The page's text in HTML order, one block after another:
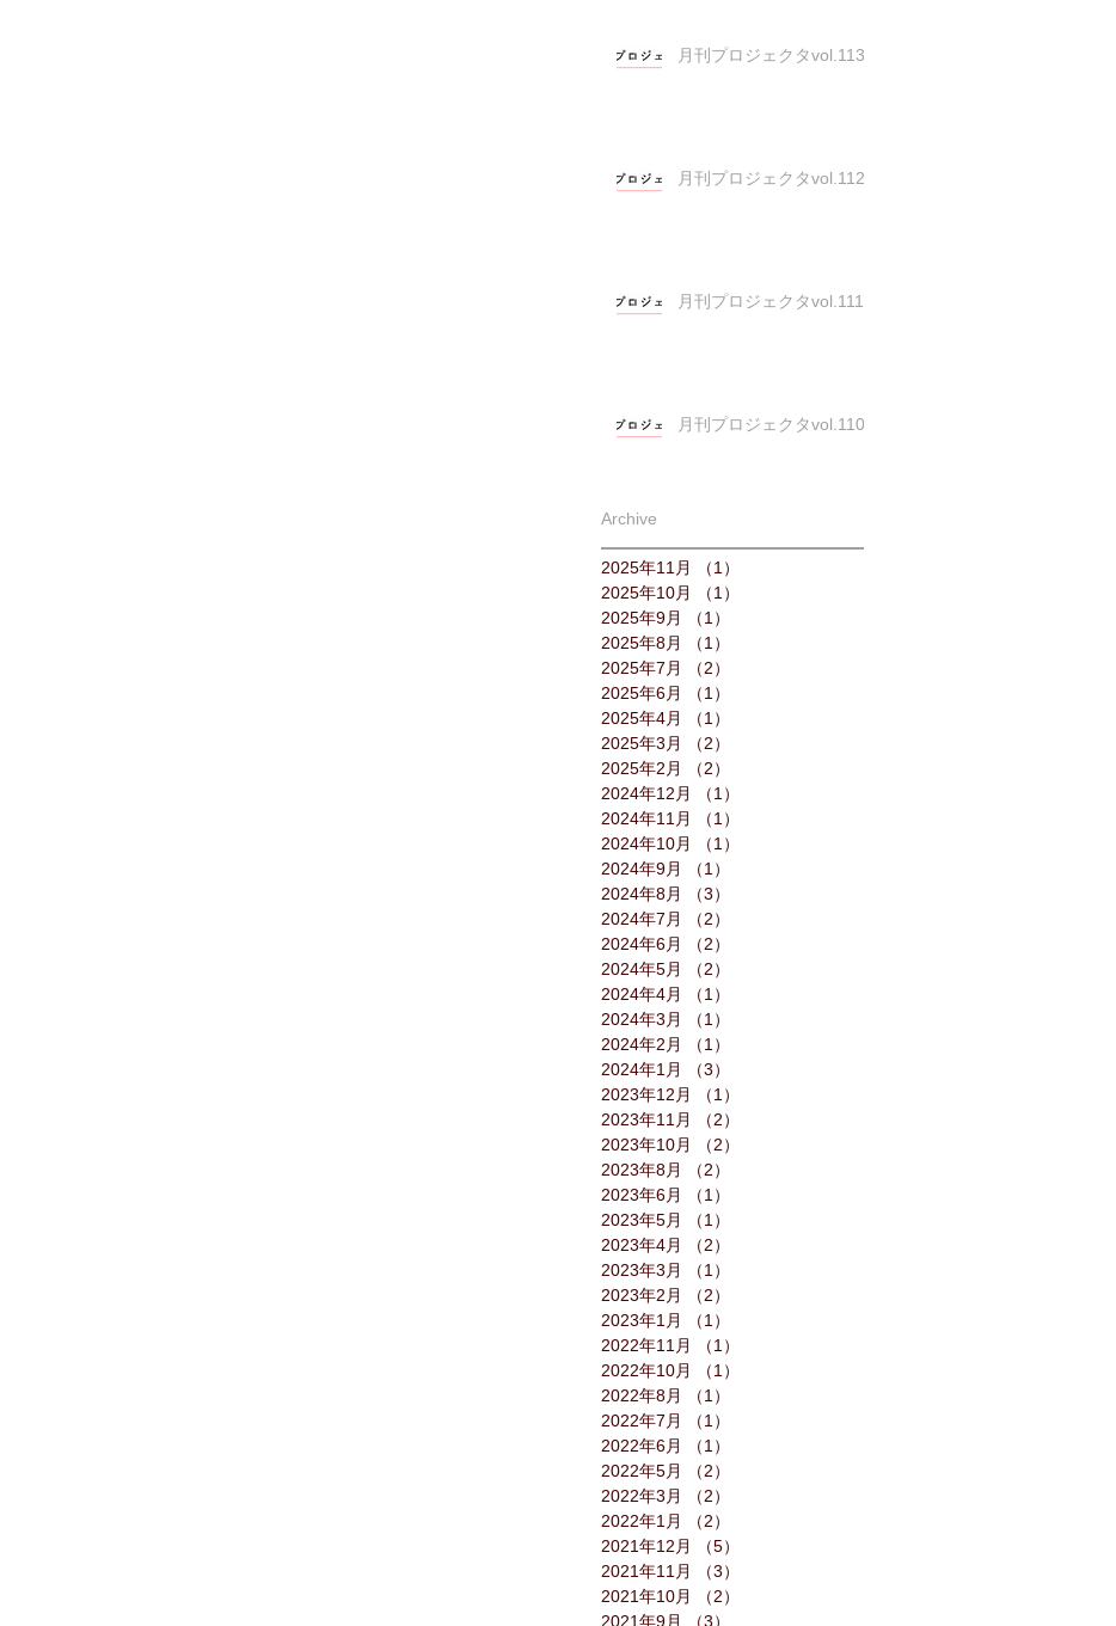
月刊プロジェクタvol.113
月刊プロジェクタvol.112
月刊プロジェクタvol.111
月刊プロジェクタvol.110
Archive
2025年11月 （1）
2025年10月
（1）
2025年9月
（1）
2025年8月
（1）
2025年7月
（2）
2025年6月
（1）
2025年4月
（1）
2025年3月
（2）
2025年2月
（2）
2024年12月
（1）
2024年11月
（1）
2024年10月
（1）
2024年9月
（1）
2024年8月
（3）
2024年7月
（2）
2024年6月
（2）
2024年5月
（2）
2024年4月
（1）
2024年3月
（1）
2024年2月
（1）
2024年1月
（3）
2023年12月
（1）
2023年11月
（2）
2023年10月
（2）
2023年8月
（2）
2023年6月
（1）
2023年5月
（1）
2023年4月
（2）
2023年3月
（1）
2023年2月
（2）
2023年1月
（1）
2022年11月
（1）
2022年10月
（1）
2022年8月
（1）
2022年7月
（1）
2022年6月
（1）
2022年5月
（2）
2022年3月
（2）
2022年1月
（2）
2021年12月
（5）
2021年11月
（3）
2021年10月
（2）
2021年9月
（3）